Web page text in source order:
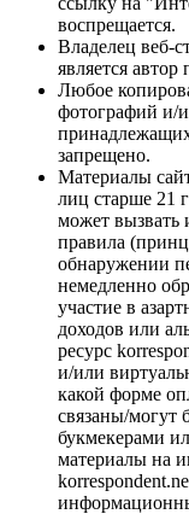
воспрещается.
Владелец веб-
является
Любое
фотографий и/
запрещено.
Материалы
лиц старше 21
может вызвать
правила
обнаружении
немедленно
участие в
доходов или
ресурс
и/или
какой форме
связаны/могут
букмекерами
материалы на